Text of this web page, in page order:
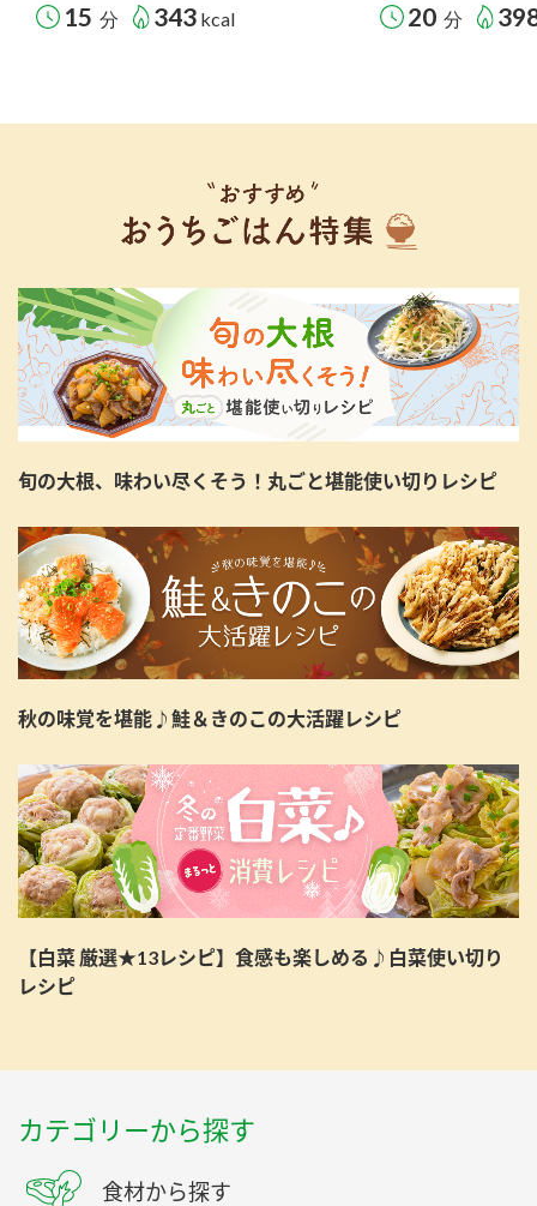
15 分 343 kcal 20 分
旬の大根、味わい尽くそう！丸ごと堪能使い切りレシピ
秋の味覚を堪能♪鮭＆きのこの大活躍レシピ
【白菜 厳選★13レシピ】食感も楽しめる♪白菜使い切り
レシピ
カテゴリーから探す
食材から探す